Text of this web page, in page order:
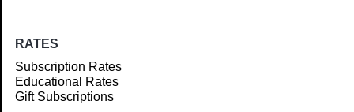
RATES
Subscription Rates
Educational Rates
Gift Subscriptions